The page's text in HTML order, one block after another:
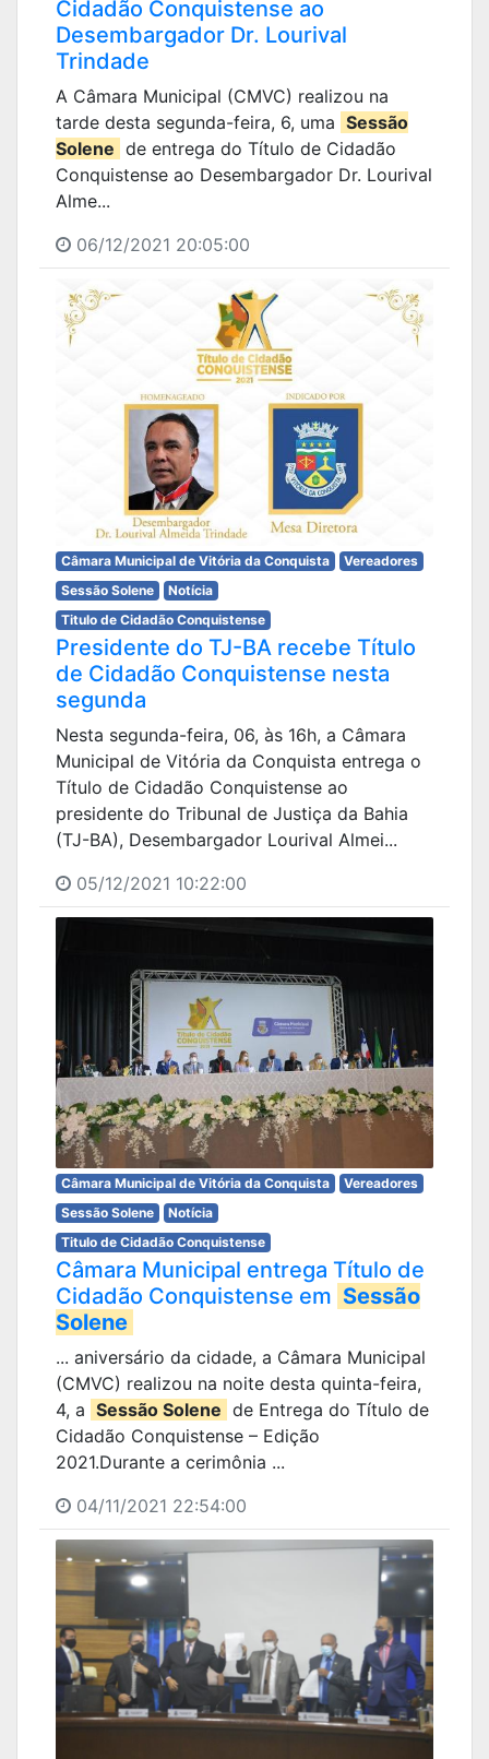
Cidadão Conquistense ao
Desembargador Dr. Lourival
Trindade
A Câmara Municipal (CMVC) realizou na
tarde desta segunda-feira, 6, uma Sessão
Solene de entrega do Título de Cidadão
Conquistense ao Desembargador Dr. Lourival
Alme...
06/12/2021 20:05:00
Câmara Municipal de Vitória da Conquista
Vereadores
Sessão Solene
Notícia
Titulo de Cidadão Conquistense
Presidente do TJ-BA recebe Título
de Cidadão Conquistense nesta
segunda
Nesta segunda-feira, 06, às 16h, a Câmara
Municipal de Vitória da Conquista entrega o
Título de Cidadão Conquistense ao
presidente do Tribunal de Justiça da Bahia
(TJ-BA), Desembargador Lourival Almei...
05/12/2021 10:22:00
Câmara Municipal de Vitória da Conquista
Vereadores
Sessão Solene
Notícia
Titulo de Cidadão Conquistense
Câmara Municipal entrega Título de
Cidadão Conquistense em Sessão
Solene
... aniversário da cidade, a Câmara Municipal
(CMVC) realizou na noite desta quinta-feira,
4, a Sessão Solene de Entrega do Título de
Cidadão Conquistense – Edição
2021.Durante a cerimônia ...
04/11/2021 22:54:00